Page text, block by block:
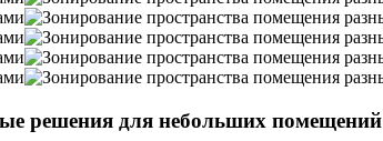
решения для небольших помещений